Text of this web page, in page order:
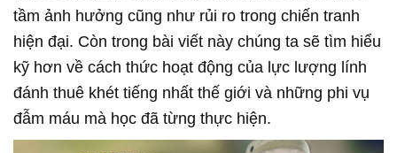
tầm ảnh hưởng cũng như rủi ro trong chiến tranh
hiện đại. Còn trong bài viết này chúng ta sẽ tìm hiểu
kỹ hơn về cách thức hoạt động của lực lượng lính
đánh thuê khét tiếng nhất thế giới và những phi vụ
đẫm máu mà học đã từng thực hiện.